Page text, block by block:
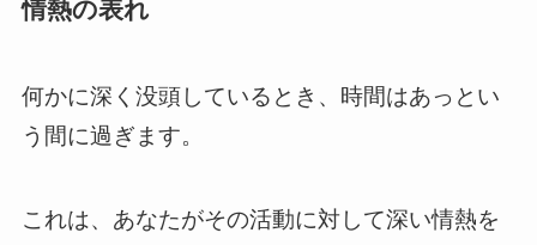
情熱の表れ
何かに深く没頭しているとき、時間はあっとい
う間に過ぎます。
これは、あなたがその活動に対して深い情熱を